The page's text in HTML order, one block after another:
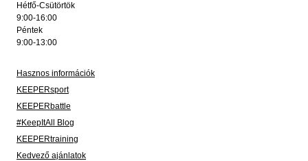
Hétfő-Csütörtök
9:00-16:00
Péntek
9:00-13:00
Hasznos információk
KEEPERsport
KEEPERbattle
#KeepItAll Blog
KEEPERtraining
Kedvező ajánlatok